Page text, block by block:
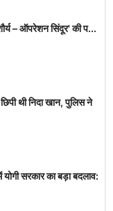
– ऑपरेशन सिंदूर' की प...
थी निदा खान, पुलिस ने
सरकार का बड़ा बदलाव: